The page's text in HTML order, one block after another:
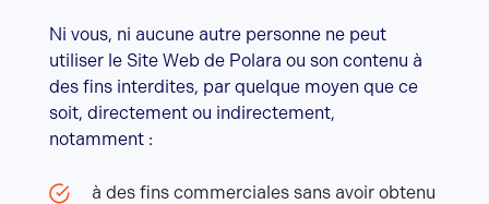
Ni vous, ni aucune autre personne ne peut
utiliser le Site Web de Polara ou son contenu à
des fins interdites, par quelque moyen que ce
soit, directement ou indirectement,
notamment :
à des fins commerciales sans avoir obtenu